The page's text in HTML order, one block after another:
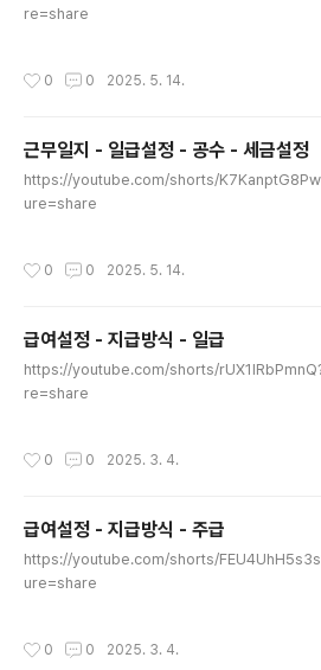
re=share
0 0 2025. 5. 14.
근무일지 - 일급설정 - 공수 - 세금설정
https://youtube.com/shorts/
ure=share
0 0 2025. 5. 14.
급여설정 - 지급방식 - 일급
https://youtube.com/shorts/
re=share
0 0 2025. 3. 4.
급여설정 - 지급방식 - 주급
https://youtube.com/shorts/
ure=share
0 0 2025. 3. 4.